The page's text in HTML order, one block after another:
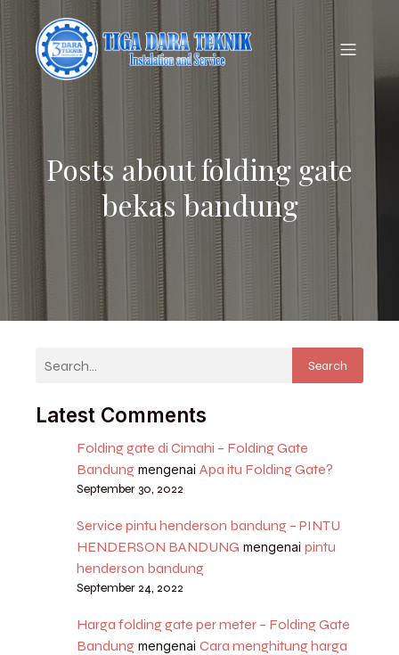
Posts about folding gate
bekas bandung
Search
Latest Comments
Folding gate di Cimahi – Folding Gate
Bandungmengenai Apa itu Folding Gate?
September 30, 2022
Service pintu henderson bandung – PINTU
HENDERSON BANDUNG mengenai pintu
henderson bandung
September 24, 2022
Harga folding gate per meter – Folding Gate
Bandungmengenai Cara menghitung harga